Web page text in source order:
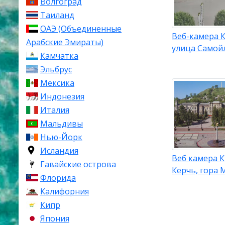
Таиланд
ОАЭ (Объединенные
Арабские Эмираты)
Камчатка
Эльбрус
Мексика
Индонезия
Италия
Мальдивы
Нью-Йорк
Исландия
Гавайские острова
Флорида
Калифорния
Кипр
Япония
Климат в
сухой зимой
оказывает
Самый
самый
мягкие,
когда
Купальный
температура
Веб-камера
улица
Веб камера
Керчь, гора